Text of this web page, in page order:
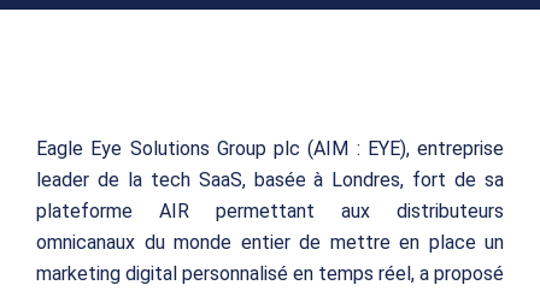
Eagle Eye Solutions Group plc (AIM : EYE), entreprise
leader de la tech SaaS, basée à Londres, fort de sa
plateforme AIR permettant aux distributeurs
omnicanaux du monde entier de mettre en place un
marketing digital personnalisé en temps réel, a proposé